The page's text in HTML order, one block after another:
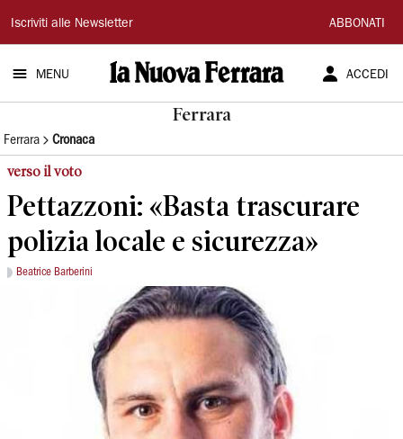
La
Nuova
Ferrara
Iscriviti alle Newsletter ABBONATI
MENU ACCEDI
Ferrara
Ferrara Cronaca
verso il voto
Pettazzoni: «Basta trascurare
polizia locale e sicurezza»
Beatrice Barberini